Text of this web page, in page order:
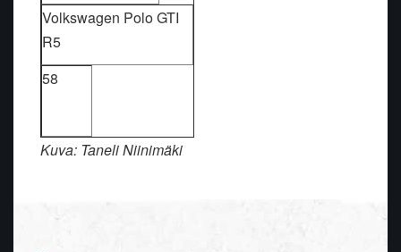
Volkswagen Polo GTI
R5
58
Kuva: Taneli Niinimäki